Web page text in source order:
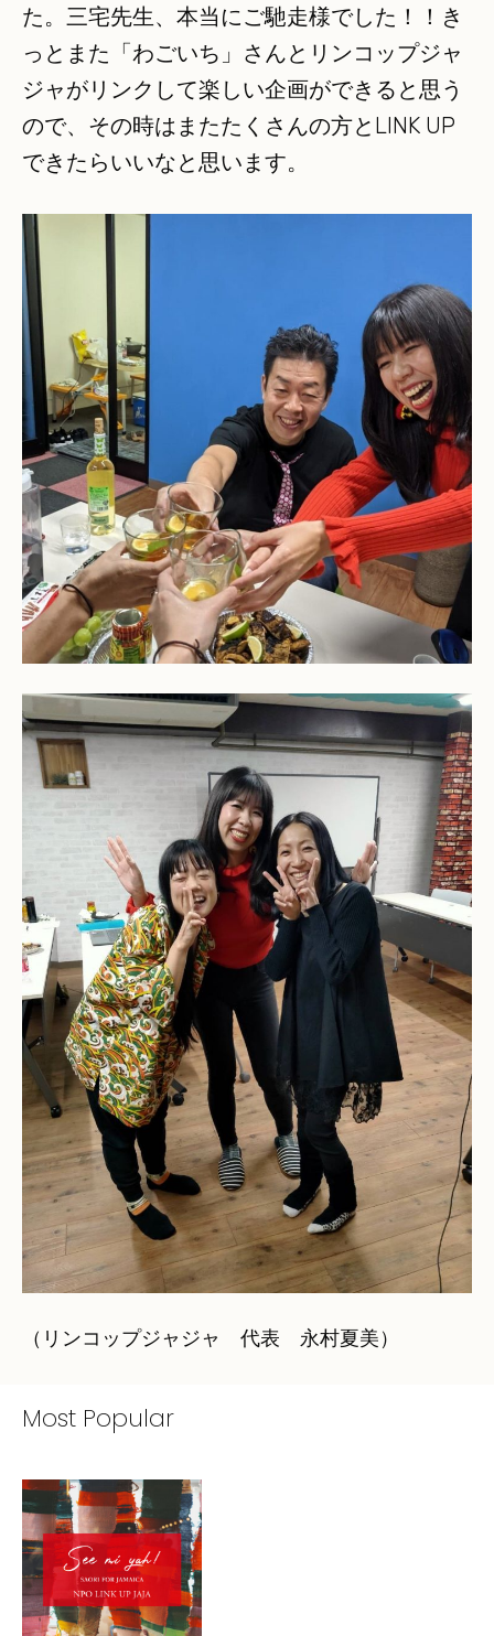
た。三宅先生、本当にご馳走様でした！！き
っとまた「わごいち」さんとリンコップジャ
ジャがリンクして楽しい企画ができると思う
ので、その時はまたたくさんの方とLINK UP
できたらいいなと思います。
（リンコップジャジャ 代表 永村夏美）
Most Popular